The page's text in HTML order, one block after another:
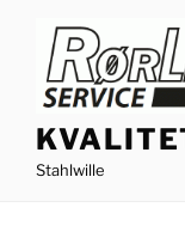
innhold
Stahlwille